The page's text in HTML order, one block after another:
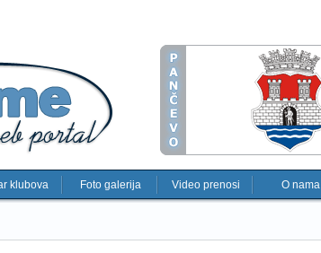
klubova Foto galerija Video prenosi O nama